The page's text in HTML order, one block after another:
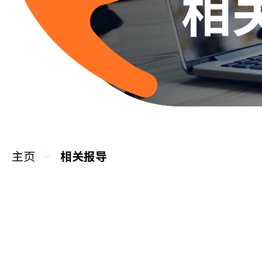
相
主页 相关报导